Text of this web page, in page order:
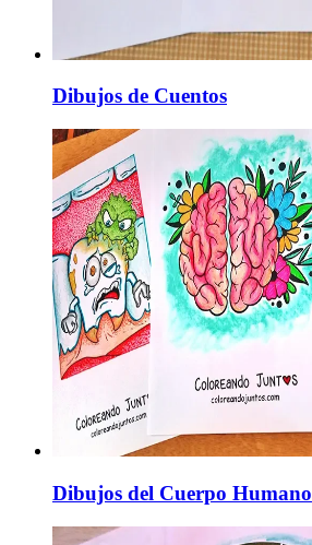
Dibujos de Cuentos
Dibujos del Cuerpo Humano